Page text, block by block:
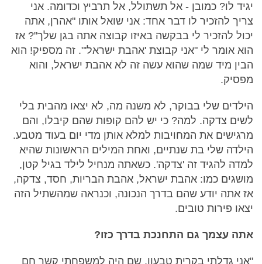
יגיד לו? כמובן - אל תשתולל, אל תרביץ וכדומה. אני
צריך להזכיר לו דבר אחד: אני שואל אותו "אהרן, אתה
יכול להזכיר לי בבקשה באיזו קבוצה אתה בגן שלך"? אז
הוא אומר לי "אני קבוצת 'אהבת ישראל'". זה מספיק! הוא
הבין מיד שמה שהוא עשה זה לא אהבת ישראל, והוא
מפסיק.
הילדים שלי בבוקר, לא משנה מה, לא יצאו מהבית בלי
לשים צדקה. למה? כי יש להם קופות שהם קיבלו, והם
מרגישים את המחויבות למלא אותן מדי יום בעוד מטבע.
הילדה שלי בת שנתיים, ואחת המילים הראשונות שהיא
למדה להגיד זה 'צדקה'. כשאתה מנחיל לילד בגיל קטן,
מושגים כמו: אהבת ישראל, אהבת הבריות, חסד, צדקה,
אז אתה יודע שהם בדרך הנכונה, וכנראה שמהשתיל הזה
יצאו פירות טובים.
אתה עצמך גם התחנכת בדרך כזו?
"אני גדלתי בקרית טבעון, שם היה למשפחתי קשר חם